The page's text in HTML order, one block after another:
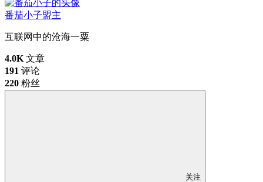
番茄小子盟主
互联网中的沧海一粟
4.0K 文章
191 评论
220 粉丝
关注